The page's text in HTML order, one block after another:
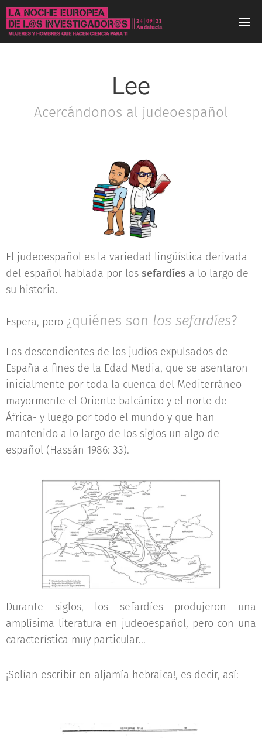
Lee
Acercándonos al judeoespañol
El judeoespañol es la variedad lingüística derivada
del español hablada por los sefardíes a lo largo de
su historia.
Espera, pero ¿quiénes son los sefardíes?
Los descendientes de los judíos expulsados de
España a fines de la Edad Media, que se asentaron
inicialmente por toda la cuenca del Mediterráneo -
mayormente el Oriente balcánico y el norte de
África- y luego por todo el mundo y que han
mantenido a lo largo de los siglos un algo de
español (Hassán 1986: 33).
Durante siglos, los sefardíes produjeron una
amplísima literatura en judeoespañol, pero con una
característica muy particular...
¡Solían escribir en aljamía hebraica!, es decir, así: